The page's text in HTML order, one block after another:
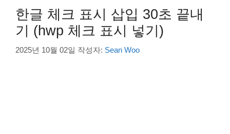
한글 체크 표시 삽입 30초 끝내
기 (hwp 체크 표시 넣기)
2025년 10월 02일 작성자: Sean Woo